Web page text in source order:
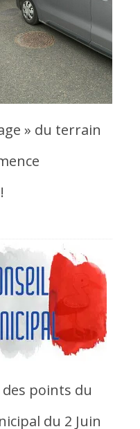
» du terrain
des points du
du 2 Juin